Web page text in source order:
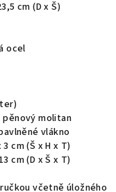
cm (D x Š)
ocel
pěnový molitan
vlákno
cm (Š x H x T)
cm (D x Š x T)
včetně úložného